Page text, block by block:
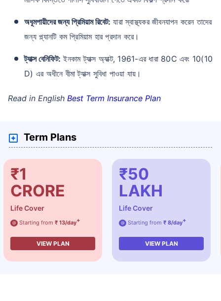
অধূমপায়ীদের জন্য প্রিমিয়াম রিবেট: যারা স্বাস্থ্যকর জীবনযাপন করেন তাদের
জন্য প্ল্যানটি কম প্রিমিয়াম হার প্রদান করে।
ট্যাক্স বেনিফিট: ইনকাম ট্যাক্স অ্যাক্ট, 1961-এর ধারা 80C এবং 10(10
D) এর অধীনে বীমা ট্যাক্স সুবিধা পাওয়া যায়।
Read in English Best Term Insurance Plan
Term Plans
₹1
CRORE
Life Cover
@ Starting from ₹ 13/day+
VIEW PLAN
₹50
LAKH
Life Cover
@ Starting from ₹ 8/day+
VIEW PLAN